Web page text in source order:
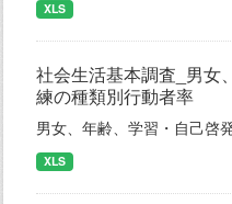
XLS
社会生活基本調査_男女
練の種類別行動者率
男女、年齢、学習・自己啓
XLS